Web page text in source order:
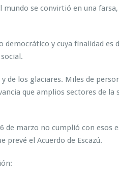
se convirtió en una
democrático y cuya finalidad es
de los glaciares. Miles de
que amplios sectores de la
de marzo no cumplió con esos
el Acuerdo de Escazú.